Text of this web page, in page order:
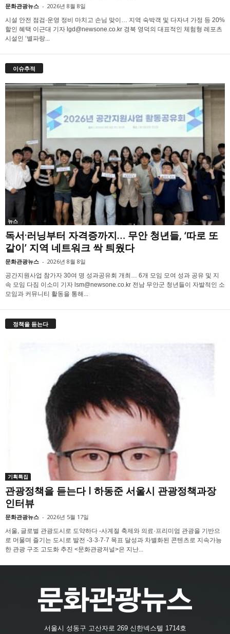
문화관광뉴스 - 2026년 8월 8일
시설 안전 점검·운영 정비 마치고 손님 맞이… 지역 숙박객 및 다자녀 가정 등 20%
할인 혜택 이근대 기자 lgd@newsone.co.kr 경북 영덕의 대표적인 체험형 레포츠
시설인 ‘별파랑...
이슈추적
뉴스
독서·러닝부터 자격증까지… 무안 청년들, ‘따로 또
같이’ 지역 네트워크 싹 틔웠다
문화관광뉴스 - 2026년 8월 8일
공간지원사업 참가자 30여 명 성과공유회 개최… 6개 모임 모여 성과 공유 및 지
속 모임 다짐 이소미 기자 lsm@newsone.co.kr 전남 무안군 청년들이 자발적인 소
모임과 커뮤니티 활동을 통해...
정책을 듣는다
기획특집
관광정책을 듣는다 l 하동준 서울시 관광정책과장
인터뷰
문화관광뉴스 - 2026년 5월 17일
서울, 글로벌 관광도시로 도약하다 -사계절 축제와 의료·프리미엄 관광을 기반으
로 머물며 즐기는 도시로 발전 -3·3·7·7 목표 달성과 차별화된 콘텐츠로 지속가능
한 관광 구조 고도화 추진 <문화관광저널>은 지난...
서울시 성동구 고산자로 269 신한넥스텔 1714호